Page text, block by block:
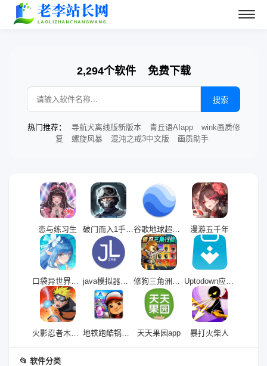
2,294个软件 免费下载
搜索
热门推荐： 导航犬离线版新版本 青丘语AIapp
wink画质修
复
螺旋风暴 混沌之戒3中文版 画质助手
恋与练习生 破门而入1手机版 谷歌地球超清版 漫游五千年
口袋异世界九游版 java模拟器安卓版 修狗三角洲突围 Uptodown应用商店
火影忍者木叶高手果盘版 地铁跑酷锅铲QAQ定制版 天天果园app 暴打火柴人
📂 软件分类